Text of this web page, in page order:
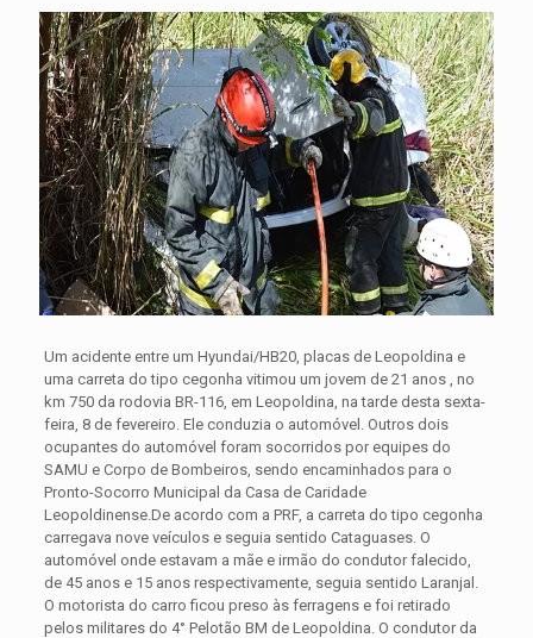
Um acidente entre um Hyundai/HB20, placas de Leopoldina e
uma carreta do tipo cegonha vitimou um jovem de 21 anos , no
km 750 da rodovia BR-116, em Leopoldina, na tarde desta sexta-
feira, 8 de fevereiro. Ele conduzia o automóvel. Outros dois
ocupantes do automóvel foram socorridos por equipes do
SAMU e Corpo de Bombeiros, sendo encaminhados para o
Pronto-Socorro Municipal da Casa de Caridade
Leopoldinense. De acordo com a PRF, a carreta do tipo cegonha
carregava nove veículos e seguia sentido Cataguases. O
automóvel onde estavam a mãe e irmão do condutor falecido,
de 45 anos e 15 anos respectivamente, seguia sentido Laranjal.
O motorista do carro ficou preso às ferragens e foi retirado
pelos militares do 4° Pelotão BM de Leopoldina. O condutor da